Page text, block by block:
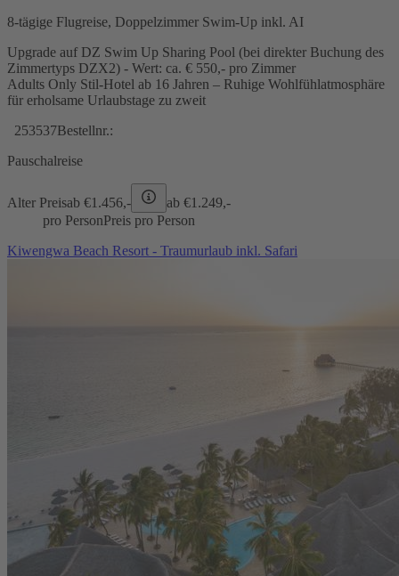
8-tägige Flugreise, Doppelzimmer Swim-Up inkl. AI
Upgrade auf DZ Swim Up Sharing Pool (bei direkter Buchung des
Zimmertyps DZX2) - Wert: ca. € 550,- pro Zimmer
Adults Only Stil-Hotel ab 16 Jahren – Ruhige Wohlfühlatmosphäre
für erholsame Urlaubstage zu zweit
253537Bestellnr.:
Pauschalreise
Alter Preisab €1.456,- ab €1.249,-
pro PersonPreis pro Person
Kiwengwa Beach Resort - Traumurlaub inkl. Safari